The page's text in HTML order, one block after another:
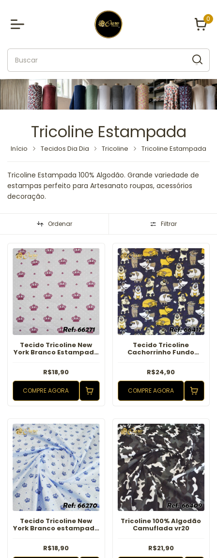
0
Tricoline Estampada
Início Tecidos Dia Dia Tricoline Tricoline Estampada
Tricoline Estampada 100% Algodão. Grande variedade de
estampas perfeito para Artesanato roupas, acessórios
decoração.
Ordenar Filtrar
Tecido Tricoline New
York Branco Estampado
R$18,90
COMPRE AGORA
Tecido Tricoline
Cachorrinho Fundo
R$24,90
COMPRE AGORA
Tecido Tricoline New
York Branco estampado
R$18,90
Tricoline 100% Algodão
Camuflada vr20
R$21,90